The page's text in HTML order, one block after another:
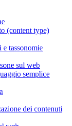
(content type)
tassonomie
sul web
semplice
dei contenuti